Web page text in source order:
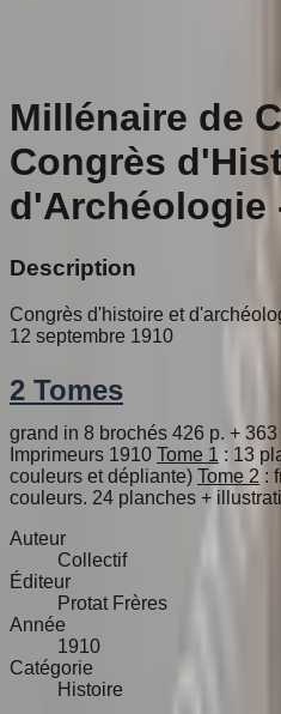
Millénaire de
Congrès
d'Archéologie
Description
Congrès d'histoire et
12 septembre 1910
2 Tomes
grand in 8 brochés 426 p. +
Imprimeurs 1910 Tome 1 : 13
couleurs et dépliante) Tome 2 :
couleurs. 24 planches +
Auteur
Collectif
Éditeur
Protat Frères
Année
1910
Catégorie
Histoire